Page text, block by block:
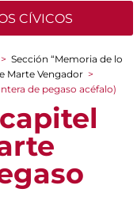
CÍVICOS
> Sección “Memoria de lo
Marte Vengador >
de pegaso acéfalo)